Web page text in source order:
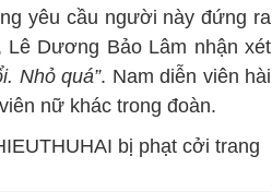
yêu cầu người này đứng ra
Lê Dương Bảo Lâm nhận xét
Nhỏ quá”. Nam diễn viên hài
nữ khác trong đoàn.